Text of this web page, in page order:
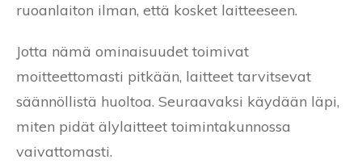
ruoanlaiton ilman, että kosket laitteeseen.
Jotta nämä ominaisuudet toimivat
moitteettomasti pitkään, laitteet tarvitsevat
säännöllistä huoltoa. Seuraavaksi käydään läpi,
miten pidät älylaitteet toimintakunnossa
vaivattomasti.